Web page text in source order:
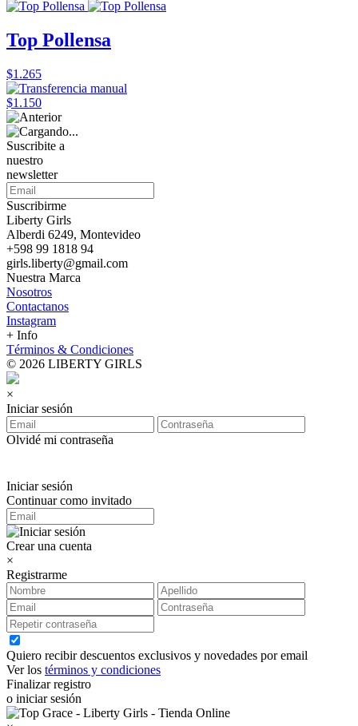
Top Pollensa
$1.265
$1.150
Suscribite a
nuestro
newsletter
Suscribirme
Liberty Girls
Alberdi 6249, Montevideo
+598 99 1818 94
girls.liberty@gmail.com
Nuestra Marca
Nosotros
Contactanos
Instagram
+ Info
Términos & Condiciones
© 2026 LIBERTY GIRLS
×
Iniciar sesión
Olvidé mi contraseña
Iniciar sesión
Continuar como invitado
Crear una cuenta
×
Registrarme
Quiero recibir descuentos exclusivos y novedades por email
Ver los términos y condiciones
Finalizar registro
o iniciar sesión